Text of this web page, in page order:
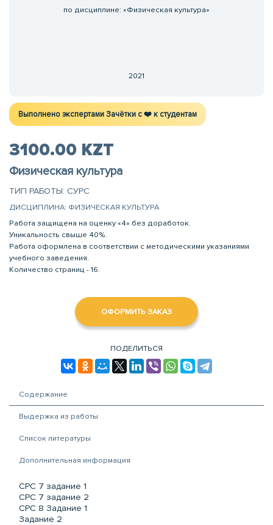
по дисциплине: «Физическая культура»
2021
Выполнено экспертами Зачётки c ❤️ к студентам
3100.00 KZT
Физическая культура
ТИП РАБОТЫ: СУРС
ДИСЦИПЛИНА: ФИЗИЧЕСКАЯ КУЛЬТУРА
Работа защищена на оценку «4» без доработок.
Уникальность свыше 40%.
Работа оформлена в соответствии с методическими указаниями
учебного заведения.
Количество страниц - 16.
ОФОРМИТЬ ЗАКАЗ
ПОДЕЛИТЬСЯ
Содержание
Выдержка из работы
Список литературы
Дополнительная информация
СРС 7 задание 1
СРС 7 задание 2
СРС 8 Задание 1
Задание 2